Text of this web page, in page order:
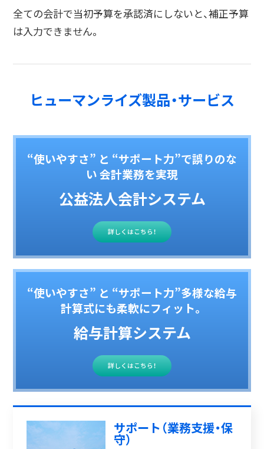
全ての会計で当初予算を承認済にしないと、補正予算
は入力できません。
ヒューマンライズ製品・サービス
“使いやすさ” と “サポート力”で誤りのな
い 会計業務を実現
公益法人会計システム
詳しくはこちら！
“使いやすさ” と “サポート力”多様な給与
計算式にも柔軟にフィット。
給与計算システム
詳しくはこちら！
サポート（業務支援・保
守）